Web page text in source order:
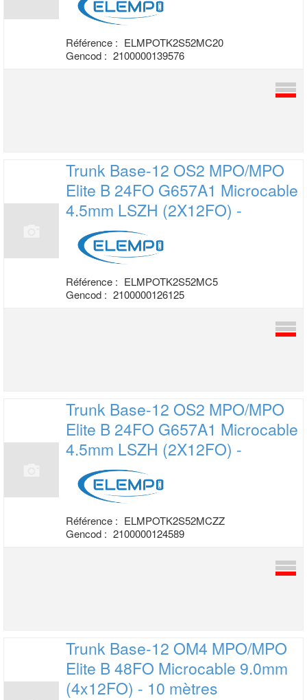
Référence : ELMPOTK2S52MC20
Gencod : 2100000139576
Trunk Base-12 OS2 MPO/MPO
Elite B 24FO G657A1 Microcable
4.5mm LSZH (2X12FO) -
Référence : ELMPOTK2S52MC5
Gencod : 2100000126125
Trunk Base-12 OS2 MPO/MPO
Elite B 24FO G657A1 Microcable
4.5mm LSZH (2X12FO) -
Référence : ELMPOTK2S52MCZZ
Gencod : 2100000124589
Trunk Base-12 OM4 MPO/MPO
Elite B 48FO Microcable 9.0mm
(4x12FO) - 10 mètres